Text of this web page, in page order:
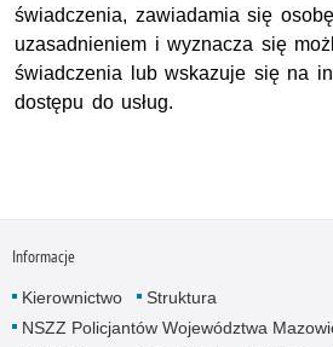
świadczenia, zawiadamia się
uzasadnieniem i wyznacza się
świadczenia lub wskazuje się na
dostępu do usług.
Informacje
Kierownictwo
Struktura
NSZZ Policjantów Województwa